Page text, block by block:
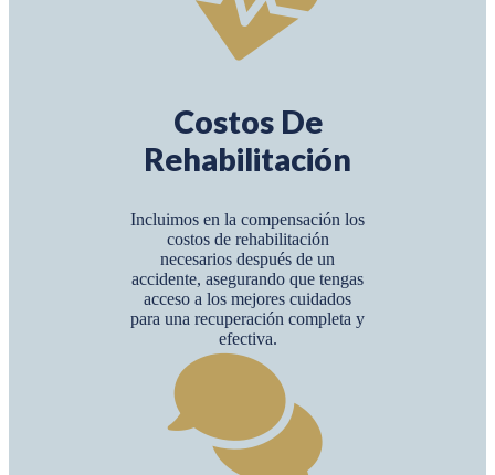
Costos De
Rehabilitación
Incluimos en la compensación los
costos de rehabilitación
necesarios después de un
accidente, asegurando que tengas
acceso a los mejores cuidados
para una recuperación completa y
efectiva.